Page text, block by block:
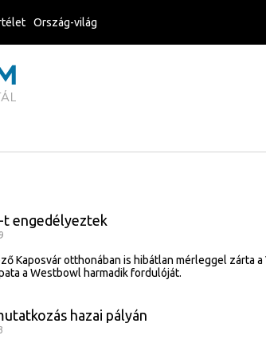
t engedélyeztek
Kaposvár otthonában is hibátlan mérleggel zárta
a Westbowl harmadik fordulóját.
hazai pályán
Ország-világ